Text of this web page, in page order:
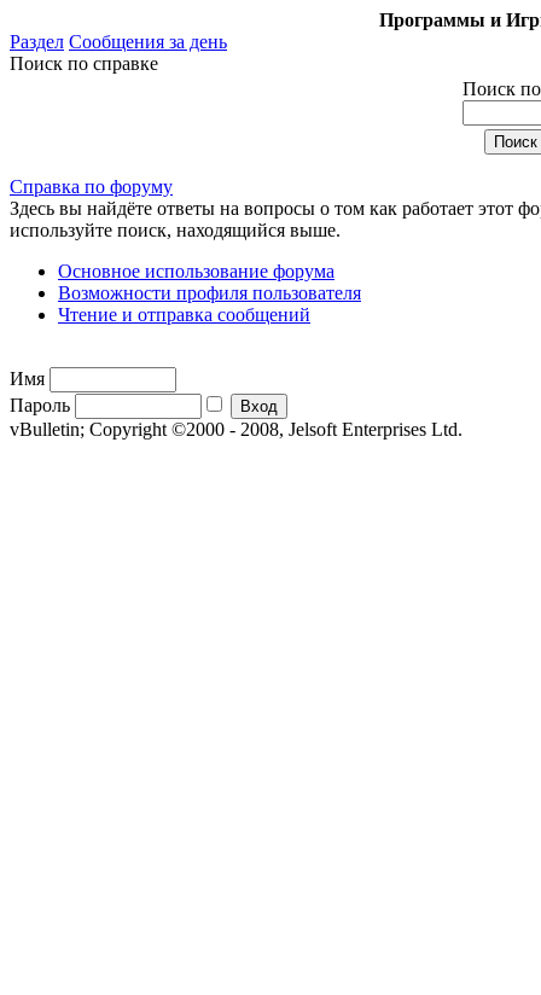
Программы и
Раздел Сообщения за день
Поиск по справке
Поиск
Справка по форуму
Здесь вы найдёте ответы на вопросы о том как работает
используйте поиск, находящийся выше.
Основное использование форума
Возможности профиля пользователя
Чтение и отправка сообщений
Имя
Пароль
vBulletin; Copyright ©2000 - 2008, Jelsoft Enterprises Ltd.